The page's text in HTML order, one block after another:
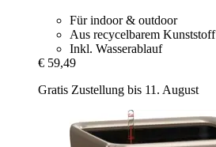
Für indoor & outdoor
Aus recycelbarem Kunststoff
Inkl. Wasserablauf
€ 59,49
Gratis Zustellung bis 11. August